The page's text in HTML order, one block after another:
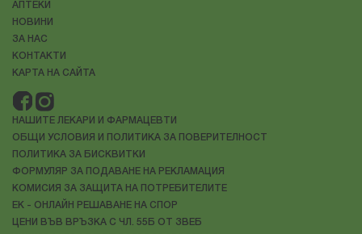
АПТЕКИ
НОВИНИ
ЗА НАС
КОНТАКТИ
КАРТА НА САЙТА
НАШИТЕ ЛЕКАРИ И ФАРМАЦЕВТИ
ОБЩИ УСЛОВИЯ И ПОЛИТИКА ЗА ПОВЕРИТЕЛНОСТ
ПОЛИТИКА ЗА БИСКВИТКИ
ФОРМУЛЯР ЗА ПОДАВАНЕ НА РЕКЛАМАЦИЯ
КОМИСИЯ ЗА ЗАЩИТА НА ПОТРЕБИТЕЛИТЕ
ЕК - ОНЛАЙН РЕШАВАНЕ НА СПОР
ЦЕНИ ВЪВ ВРЪЗКА С ЧЛ. 55Б ОТ ЗВЕБ